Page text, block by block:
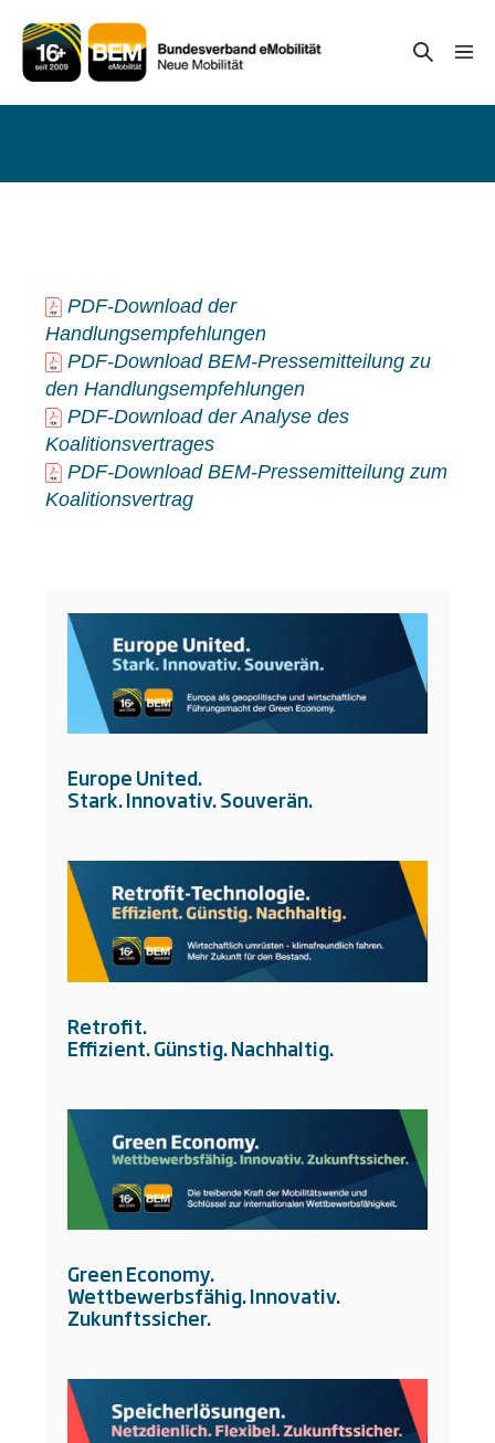
Inhalt
springen
Suche-
PDF-Download der
Handlungsempfehlungen
PDF-Download BEM-Pressemitteilung zu
den Handlungsempfehlungen
PDF-Download der Analyse des
Koalitionsvertrages
PDF-Download BEM-Pressemitteilung zum
Koalitionsvertrag
Europe United.
Stark. Innovativ. Souverän.
Retrofit.
Effizient. Günstig. Nachhaltig.
Green Economy.
Wettbewerbsfähig. Innovativ.
Zukunftssicher.